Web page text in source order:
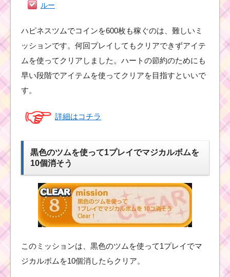
ルー
ハピネスツムでコインを600枚も稼ぐのは、難しいミ
ッションです。何回プレイしてもクリアできずアイテ
ムを使ってクリアしました。ハートの節約のためにも
早い段階でアイテムを使ってクリアを目指すといいで
す。
詳細はコチラ
黒色のツムを使って1プレイでマジカルボムを
10個消そう
このミッションは、黒色のツムを使って1プレイでマ
ジカルボムを10個消したらクリア。